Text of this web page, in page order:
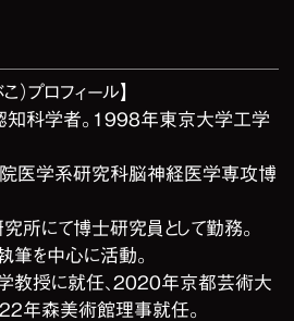
）プロフィール】
科学者。1998年東京大学工学
医学系研究科脳神経医学専攻博
所にて博士研究員として勤務。
筆を中心に活動。
教授に就任、2020年京都芸術大
年森美術館理事就任。